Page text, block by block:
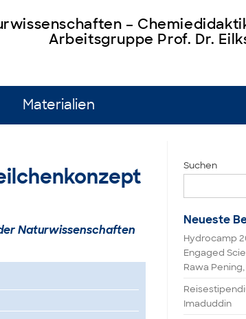
–
Arbeitsgruppe Prof. Dr.
Materialien
Naturwissenschaften
Suchen
Neueste
Hydrocamp
Engaged
Rawa
Imaduddin